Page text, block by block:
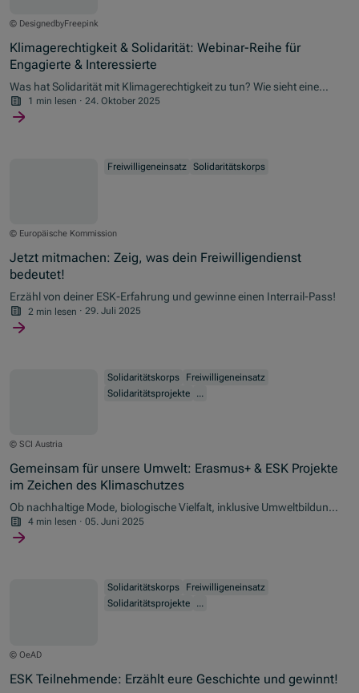
© DesignedbyFreepink
Klimagerechtigkeit & Solidarität: Webinar-Reihe für
Engagierte & Interessierte
Was hat Solidarität mit Klimagerechtigkeit zu tun? Wie sieht eine
faire Klimapolitik aus – und welche Rolle spielen dabei junge
Menschen, Demokratie und EU-Programme wie das Europäische
1 min lesen · 24. Oktober 2025
© Europäische Kommission
Freiwilligeneinsatz Solidaritätskorps
Jetzt mitmachen: Zeig, was dein Freiwilligendienst
bedeutet!
Erzähl von deiner ESK-Erfahrung und gewinne einen Interrail-Pass!
2 min lesen · 29. Juli 2025
© SCI Austria
Solidaritätskorps
Freiwilligeneinsatz
Solidaritätsprojekte
...
Gemeinsam für unsere Umwelt: Erasmus+ & ESK Projekte
im Zeichen des Klimaschutzes
Ob nachhaltige Mode, biologische Vielfalt, inklusive Umweltbildung
oder Klimakommunikation – anlässlich des Weltumwelttages am 4.
Juni werfen wir einen Blick auf inspirierende Projekte, die im
4 min lesen · 05. Juni 2025
© OeAD
Solidaritätskorps
Freiwilligeneinsatz
Solidaritätsprojekte
...
ESK Teilnehmende: Erzählt eure Geschichte und gewinnt!